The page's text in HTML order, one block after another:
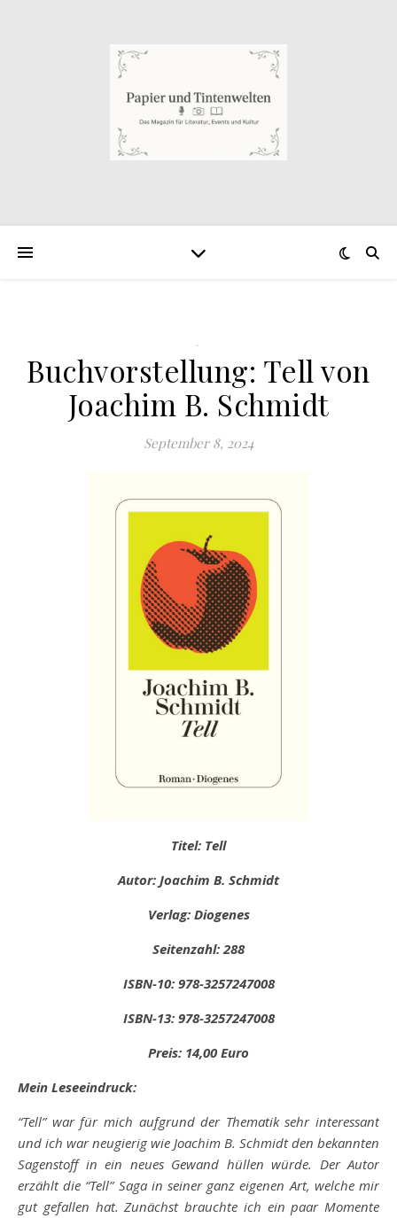
.
Buchvorstellung: Tell von
Joachim B. Schmidt
September 8, 2024
Titel: Tell
Autor: Joachim B. Schmidt
Verlag: Diogenes
Seitenzahl: 288
ISBN-10: 978-3257247008
ISBN-13: ‎978-3257247008
Preis: 14,00 Euro
Mein Leseeindruck:
“Tell” war für mich aufgrund der Thematik sehr interessant
und ich war neugierig wie Joachim B. Schmidt den bekannten
Sagenstoff in ein neues Gewand hüllen würde. Der Autor
erzählt die “Tell” Saga in seiner ganz eigenen Art, welche mir
gut gefallen hat. Zunächst brauchte ich ein paar Momente